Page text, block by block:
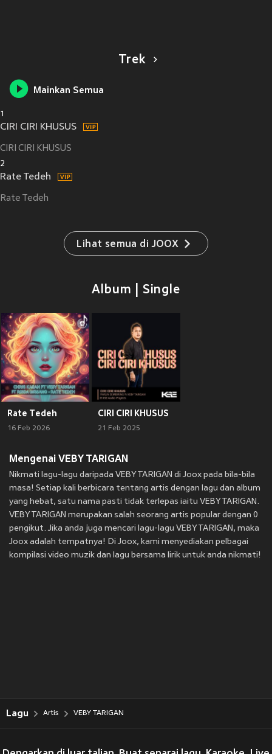
Trek
Mainkan Semua
1
CIRI CIRI KHUSUS
CIRI CIRI KHUSUS
2
Rate Tedeh
Rate Tedeh
Lihat semua di JOOX
Album | Single
Rate Tedeh
16 Feb 2026
CIRI CIRI KHUSUS
21 Feb 2025
Mengenai VEBY TARIGAN
Nikmati lagu-lagu daripada VEBY TARIGAN di Joox pada bila-bila
masa! Setiap kali berbicara tentang artis dengan lagu dan album
yang hebat, satu nama pasti tidak terlepas iaitu VEBY TARIGAN.
VEBY TARIGAN merupakan salah seorang artis popular dengan 0
pengikut. Jika anda juga mencari lagu-lagu VEBY TARIGAN, maka
Joox adalah tempatnya! Di Joox, kami menyediakan pelbagai
kompilasi video muzik dan lagu bersama lirik untuk anda nikmati!
Lagu Artis VEBY TARIGAN